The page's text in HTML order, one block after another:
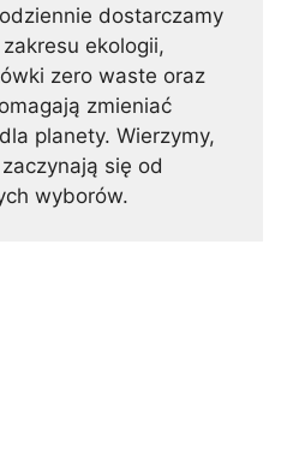
dostarczamy
ekologii,
zero waste oraz
zmieniać
planety. Wierzymy,
się od
wyborów.